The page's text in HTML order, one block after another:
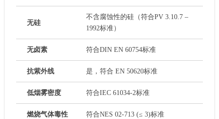
无硅
不含腐蚀性的硅（符合PV 3.10.7 –
1992标准）
无卤素 符合DIN EN 60754标准
抗紫外线 是，符合 EN 50620标准
低烟雾密度 符合IEC 61034-2标准
燃烧气体毒性
符合NES 02-713 (≤ 3)标准